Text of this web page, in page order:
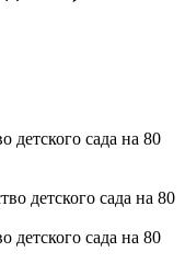
детского сада на 80
детского сада на 80
детского сада на 80